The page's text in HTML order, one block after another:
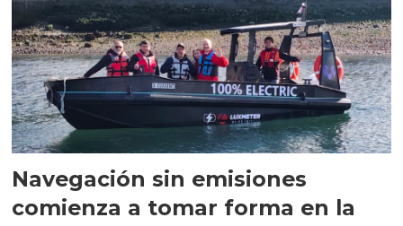
Navegación sin emisiones
comienza a tomar forma en la